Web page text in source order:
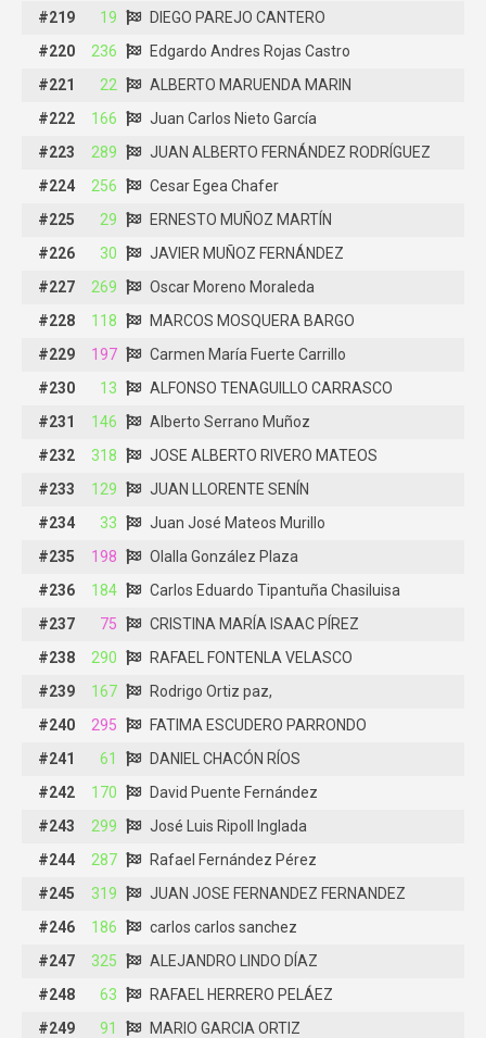
#219
19
DIEGO PAREJO CANTERO
#220
236
Edgardo Andres Rojas Castro
#221
22
ALBERTO MARUENDA MARIN
#222
166
Juan Carlos Nieto García
#223
289
JUAN ALBERTO FERNÁNDEZ RODRÍGUEZ
#224
256
Cesar Egea Chafer
#225
29
ERNESTO MUÑOZ MARTÍN
#226
30
JAVIER MUÑOZ FERNÁNDEZ
#227
269
Oscar Moreno Moraleda
#228
118
MARCOS MOSQUERA BARGO
#229
197
Carmen María Fuerte Carrillo
#230
13
ALFONSO TENAGUILLO CARRASCO
#231
146
Alberto Serrano Muñoz
#232
318
JOSE ALBERTO RIVERO MATEOS
#233
129
JUAN LLORENTE SENÍN
#234
33
Juan José Mateos Murillo
#235
198
Olalla González Plaza
#236
184
Carlos Eduardo Tipantuña Chasiluisa
#237
75
CRISTINA MARÍA ISAAC PÍREZ
#238
290
RAFAEL FONTENLA VELASCO
#239
167
Rodrigo Ortiz paz,
#240
295
FATIMA ESCUDERO PARRONDO
#241
61
DANIEL CHACÓN RÍOS
#242
170
David Puente Fernández
#243
299
José Luis Ripoll Inglada
#244
287
Rafael Fernández Pérez
#245
319
JUAN JOSE FERNANDEZ FERNANDEZ
#246
186
carlos carlos sanchez
#247
325
ALEJANDRO LINDO DÍAZ
#248
63
RAFAEL HERRERO PELÁEZ
#249
91 MARIO GARCIA ORTIZ
#219
DIEGO PAREJO CANTERO
#220
236
Edgardo Andres Rojas Castro
#221
ALBERTO MARUENDA MARIN
#222
166
Juan Carlos Nieto García
#223
289
JUAN ALBERTO FERNÁNDEZ RODRÍGUEZ
#224
256
Cesar Egea Chafer
#225
ERNESTO MUÑOZ MARTÍN
#226
JAVIER MUÑOZ FERNÁNDEZ
#227
269
Oscar Moreno Moraleda
#228
118
MARCOS MOSQUERA BARGO
#229
197
Carmen María Fuerte Carrillo
#230
ALFONSO TENAGUILLO CARRASCO
#231
146
Alberto Serrano Muñoz
#232
318
JOSE ALBERTO RIVERO MATEOS
#233
129
JUAN LLORENTE SENÍN
#234
Juan José Mateos Murillo
#235
198
Olalla González Plaza
#236
184
Carlos Eduardo Tipantuña Chasiluisa
#237
CRISTINA MARÍA ISAAC PÍREZ
#238
290
RAFAEL FONTENLA VELASCO
#239
167
Rodrigo Ortiz paz,
#240
295
FATIMA ESCUDERO PARRONDO
#241
61
DANIEL CHACÓN RÍOS
#242
170
David Puente Fernández
#243
299
José Luis Ripoll Inglada
#244
287
Rafael Fernández Pérez
#245
319
JUAN JOSE FERNANDEZ FERNANDEZ
#246
186
carlos carlos sanchez
#247
325
ALEJANDRO LINDO DÍAZ
#248
63
RAFAEL HERRERO PELÁEZ
#249
91 MARIO GARCIA ORTIZ